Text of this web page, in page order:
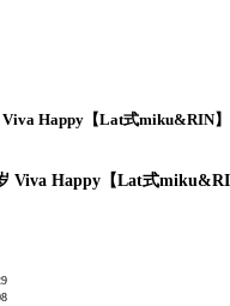
Viva Happy【Lat式miku&RIN】
Viva Happy【Lat式